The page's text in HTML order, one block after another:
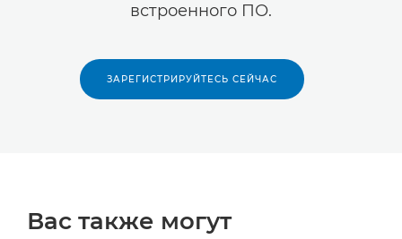
встроенного ПО.
ЗАРЕГИСТРИРУЙТЕСЬ СЕЙЧАС
Вас также могут